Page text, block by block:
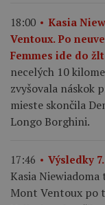
18:00
Kasia
Ventoux. Po
Femmes ide do
necelých 10
zvyšovala náskok
mieste skončila
Longo Borghini.
17:46 Výsledky
Kasia
Mont Ventoux po